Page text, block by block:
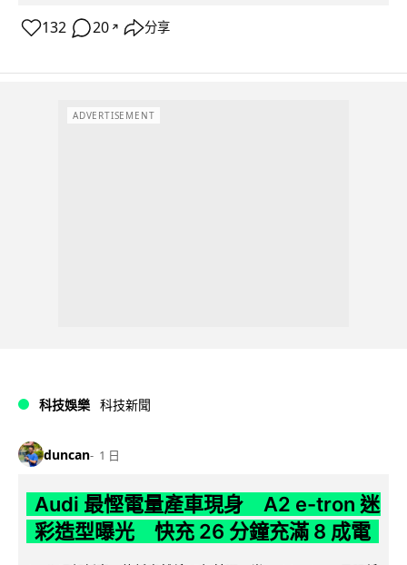
132 20 ↗ 分享
ADVERTISEMENT
科技娛樂 科技新聞
duncan 1 日
Audi 最慳電量產車現身 A2 e-tron 迷
彩造型曝光 快充 26 分鐘充滿 8 成電